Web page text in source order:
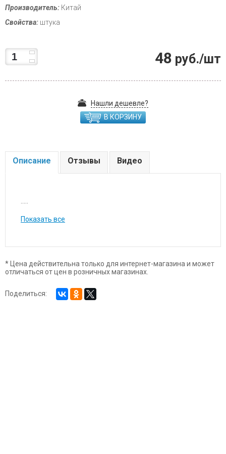
Производитель: Китай
Свойства: штука
48 руб./шт
Нашли дешевле?
В КОРЗИНУ
Описание Отзывы Видео
Показать все
* Цена действительна только для интернет-магазина и может
отличаться от цен в розничных магазинах.
Поделиться: